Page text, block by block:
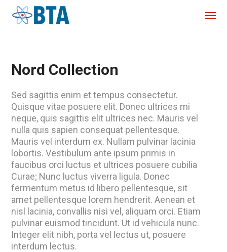
Nord Collection
Sed sagittis enim et tempus consectetur.
Quisque vitae posuere elit. Donec ultrices mi
neque, quis sagittis elit ultrices nec. Mauris vel
nulla quis sapien consequat pellentesque.
Mauris vel interdum ex. Nullam pulvinar lacinia
lobortis. Vestibulum ante ipsum primis in
faucibus orci luctus et ultrices posuere cubilia
Curae; Nunc luctus viverra ligula. Donec
fermentum metus id libero pellentesque, sit
amet pellentesque lorem hendrerit. Aenean et
nisl lacinia, convallis nisi vel, aliquam orci. Etiam
pulvinar euismod tincidunt. Ut id vehicula nunc.
Integer elit nibh, porta vel lectus ut, posuere
interdum lectus.